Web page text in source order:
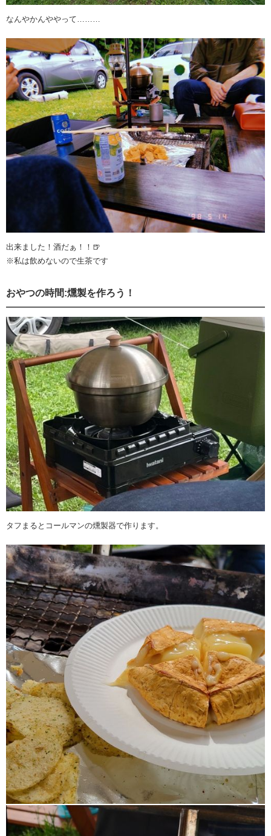
なんやかんややって………
出来ました！酒だぁ！！🍺
※私は飲めないので生茶です
おやつの時間:燻製を作ろう！
タフまるとコールマンの燻製器で作ります。